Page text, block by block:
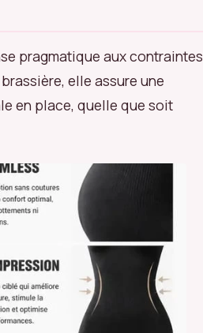
pragmatique aux contraintes
elle assure une
en place, quelle que soit